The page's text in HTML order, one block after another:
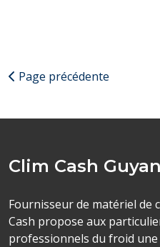
Page précédente
Clim Cash
Fournisseur de matériel de
Cash propose aux
professionnels du froid une